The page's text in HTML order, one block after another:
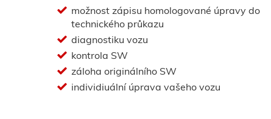
možnost zápisu homologované úpravy do
technického průkazu
diagnostiku vozu
kontrola SW
záloha originálního SW
individiuální úprava vašeho vozu